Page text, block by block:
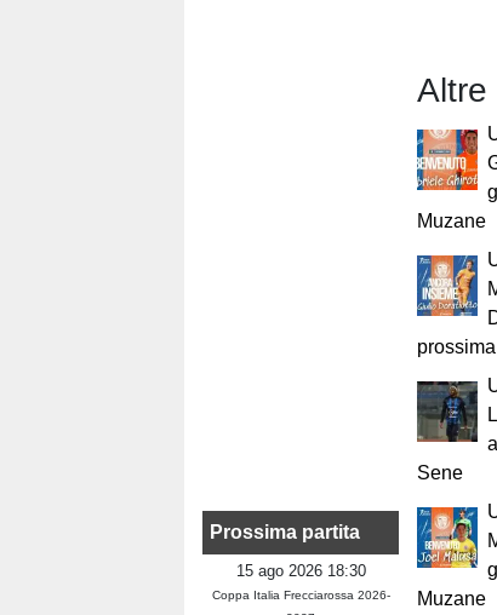
Prossima partita
15 ago 2026 18:30
Coppa Italia Frecciarossa 2026-
Altre
Muzane
Sene
Muzane